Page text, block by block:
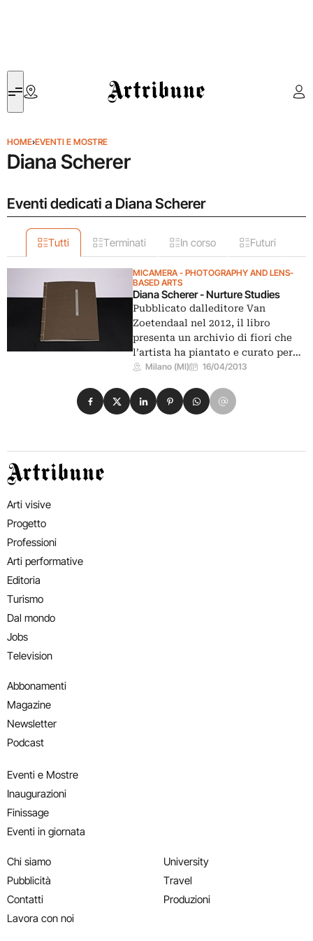
Artribune
HOME›EVENTI E MOSTRE
Diana Scherer
Eventi dedicati a Diana Scherer
Tutti Terminati In corso Futuri
MICAMERA - PHOTOGRAPHY AND LENS-
BASED ARTS
Diana Scherer - Nurture Studies
Pubblicato dalleditore Van
Zoetendaal nel 2012, il libro
presenta un archivio di fiori che
l’artista ha piantato e curato per…
Milano (MI) 16/04/2013
Condividi su Facebook
Condividi su X
Condividi su LinkedIn
Condividi su Pinterest
Condividi su WhatsApp
Condividi su Email
Artribune
Arti visive
Progetto
Professioni
Arti performative
Editoria
Turismo
Dal mondo
Jobs
Television
Abbonamenti
Magazine
Newsletter
Podcast
Eventi e Mostre
Inaugurazioni
Finissage
Eventi in giornata
Chi siamo
Pubblicità
Contatti
Lavora con noi
University
Travel
Produzioni